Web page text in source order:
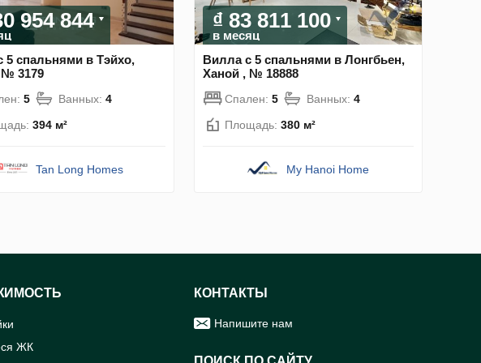
954 844
5 спальнями в Тэйхо,
3179
5 Ванных: 4
394 м²
Tan Long Homes
₫ 83 811 100
в месяц
Вилла с 5 спальнями в Лонгбьен,
Ханой , № 18888
Спален: 5 Ванных: 4
Площадь: 380 м²
My Hanoi Home
ЖК
КОНТАКТЫ
Напишите нам